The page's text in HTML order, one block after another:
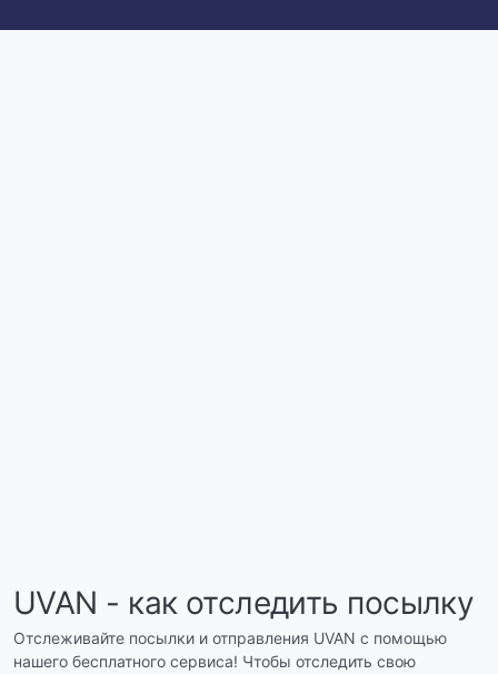
UVAN - как отследить посылку
Отслеживайте посылки и отправления UVAN с помощью
нашего бесплатного сервиса! Чтобы отследить свою